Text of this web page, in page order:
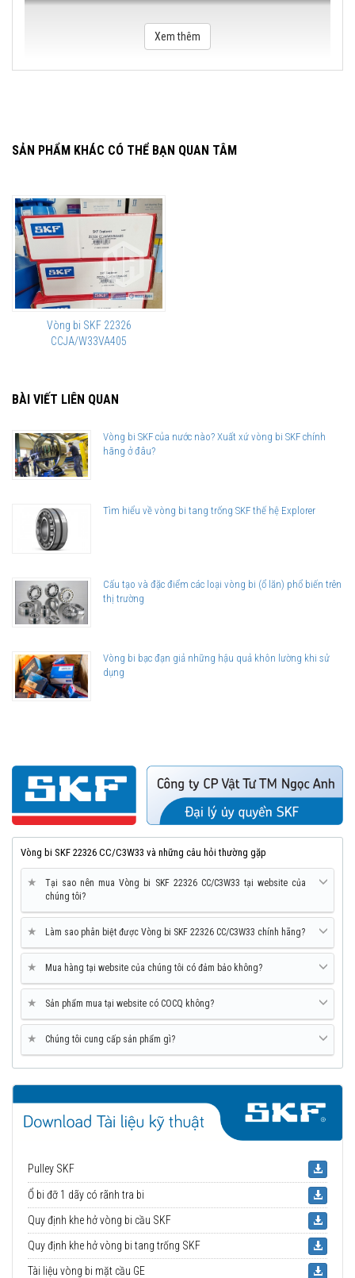
Xem thêm
SẢN PHẨM KHÁC CÓ THỂ BẠN QUAN TÂM
Vòng bi SKF 22326
CCJA/W33VA405
BÀI VIẾT LIÊN QUAN
Vòng bi SKF của nước nào? Xuất xứ vòng bi SKF chính
hãng ở đâu?
Tìm hiểu về vòng bi tang trống SKF thế hệ Explorer
Cấu tạo và đặc điểm các loại vòng bi (ổ lăn) phổ biến trên
thị trường
Vòng bi bạc đạn giả những hậu quả khôn lường khi sử
dụng
Vòng bi SKF 22326 CC/C3W33 và những câu hỏi thường gặp
★
Tại sao nên mua Vòng bi SKF 22326 CC/C3W33 tại website của
chúng tôi?
★ Làm sao phân biệt được Vòng bi SKF 22326 CC/C3W33 chính hãng?
★ Mua hàng tại website của chúng tôi có đảm bảo không?
★ Sản phẩm mua tại website có COCQ không?
★ Chúng tôi cung cấp sản phẩm gì?
Pulley SKF
Ổ bi đỡ 1 dãy có rãnh tra bi
Quy định khe hở vòng bi cầu SKF
Quy định khe hở vòng bi tang trống SKF
Tài liệu vòng bi mặt cầu GE